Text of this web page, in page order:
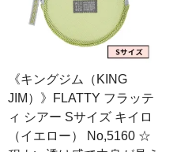
《キングジム（KING
JIM）》FLATTY フラッテ
ィ シアー Sサイズ キイロ
（イエロー） No,5160 ☆